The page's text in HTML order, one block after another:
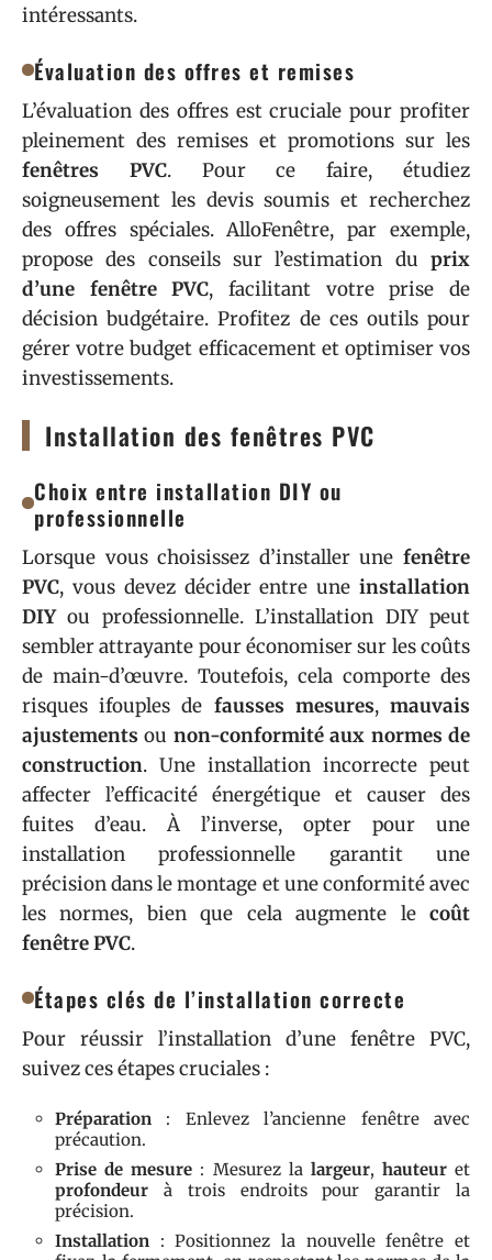
intéressants.
Évaluation des offres et remises
L’évaluation des offres est cruciale pour profiter
pleinement des remises et promotions sur les
fenêtres PVC. Pour ce faire, étudiez
soigneusement les devis soumis et recherchez
des offres spéciales. AlloFenêtre, par exemple,
propose des conseils sur l’estimation du prix
d’une fenêtre PVC, facilitant votre prise de
décision budgétaire. Profitez de ces outils pour
gérer votre budget efficacement et optimiser vos
investissements.
Installation des fenêtres PVC
Choix entre installation DIY ou
professionnelle
Lorsque vous choisissez d’installer une fenêtre
PVC, vous devez décider entre une installation
DIYou professionnelle. L’installation DIY peut
sembler attrayante pour économiser sur les coûts
de main-d’œuvre. Toutefois, cela comporte des
risques ifouples de fausses mesures,mauvais
ajustements ou non-conformité aux normes de
construction. Une installation incorrecte peut
affecter l’efficacité énergétique et causer des
fuites d’eau. À l’inverse, opter pour une
installation professionnelle garantit une
précision dans le montage et une conformité avec
les normes, bien que cela augmente le coût
fenêtre PVC.
Étapes clés de l’installation correcte
Pour réussir l’installation d’une fenêtre PVC,
suivez ces étapes cruciales :
Préparation : Enlevez l’ancienne fenêtre avec
précaution.
Prise de mesure : Mesurez la largeur, hauteuret
profondeur à trois endroits pour garantir la
précision.
Installation : Positionnez la nouvelle fenêtre et